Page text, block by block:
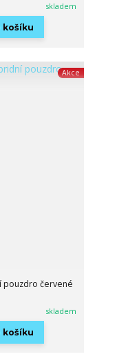
skladem
košíku
Akce
pouzdro červené
skladem
košíku